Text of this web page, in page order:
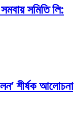
সমিতি লি:
শীর্ষক আলোচনা